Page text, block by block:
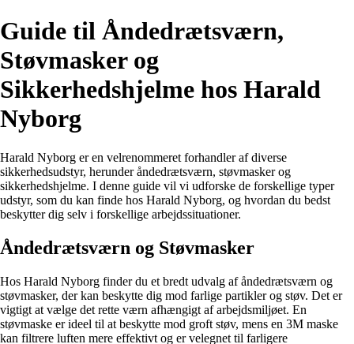
Guide til Åndedrætsværn,
Støvmasker og
Sikkerhedshjelme hos Harald
Nyborg
Harald Nyborg er en velrenommeret forhandler af diverse
sikkerhedsudstyr, herunder åndedrætsværn, støvmasker og
sikkerhedshjelme. I denne guide vil vi udforske de forskellige typer
udstyr, som du kan finde hos Harald Nyborg, og hvordan du bedst
beskytter dig selv i forskellige arbejdssituationer.
Åndedrætsværn og Støvmasker
Hos Harald Nyborg finder du et bredt udvalg af åndedrætsværn og
støvmasker, der kan beskytte dig mod farlige partikler og støv. Det er
vigtigt at vælge det rette værn afhængigt af arbejdsmiljøet. En
støvmaske er ideel til at beskytte mod groft støv, mens en 3M maske
kan filtrere luften mere effektivt og er velegnet til farligere